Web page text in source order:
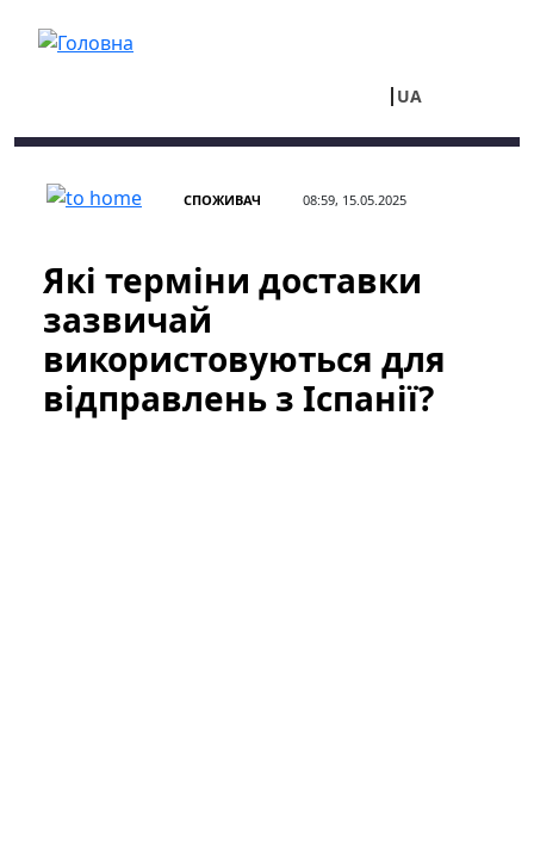
UA
СПОЖИВАЧ 08:59, 15.05.2025
Які терміни доставки
зазвичай
використовуються для
відправлень з Іспанії?